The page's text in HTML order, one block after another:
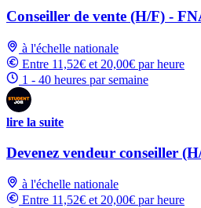
Conseiller de vente (H/F) -
à l'échelle nationale
Entre 11,52€ et 20,00€ par heure
1 - 40 heures par semaine
lire la suite
Devenez vendeur conseiller
à l'échelle nationale
Entre 11,52€ et 20,00€ par heure